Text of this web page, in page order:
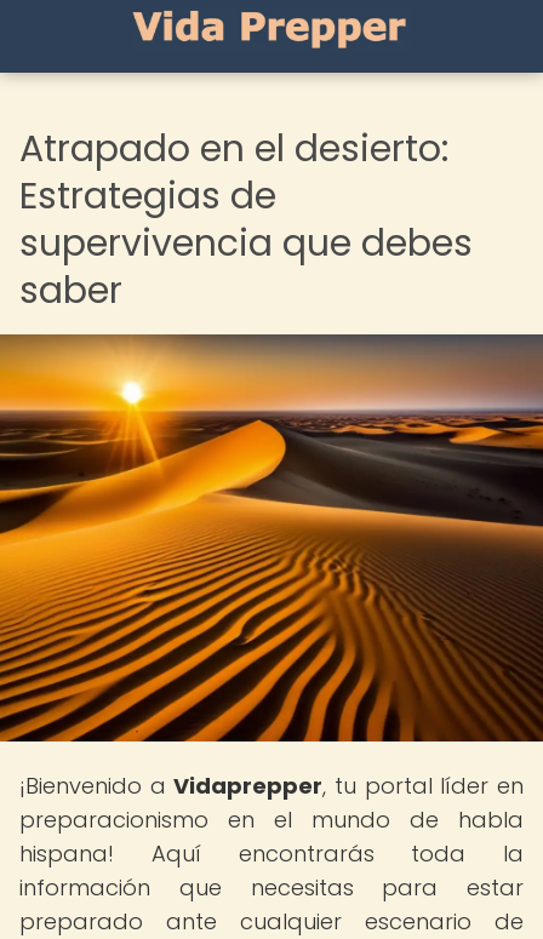
Atrapado en el desierto:
Estrategias de
supervivencia que debes
saber
¡Bienvenido aVidaprepper, tu portal líder en
preparacionismo en el mundo de habla
hispana! Aquí encontrarás toda la
información que necesitas para estar
preparado ante cualquier escenario de